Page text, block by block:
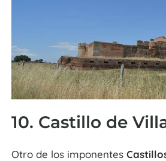
10. Castillo de
Otro de los imponentes